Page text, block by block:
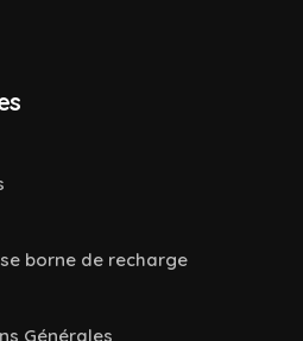
borne de recharge
Générales